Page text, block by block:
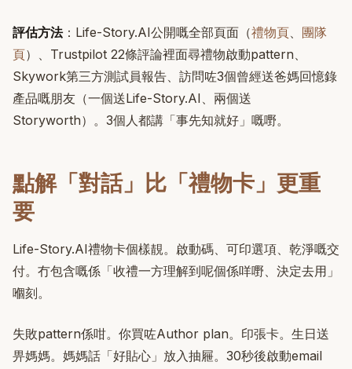
評估方法：Life-Story.AI公開嘅全部頁面（禮物頁、 團隊
頁）、Trustpilot 22條評論裡面尋禮物啟動pattern、
Skywork第三方測試員報告、訪問咗3個曾經送爸媽回憶錄
產品嘅朋友（一個送Life-Story.AI、兩個送
Storyworth）。3個人都講「事先知就好」嘅嘢。
點解「對話」比「禮物卡」更重
要
Life-Story.AI禮物卡個樣靚。啟動碼、可印選項、乾淨嘅交
付。冇包含嘅係「收禮一方理解到呢個係咩嘢、決定去用」
嗰刻。
失敗pattern係咁。你買咗Author plan。印張卡。生日送
畀媽媽。媽媽話「好貼心」放入抽屜。30秒後啟動email